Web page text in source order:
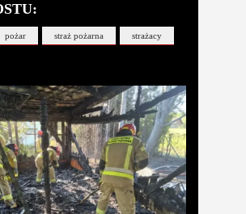
pożar straż pożarna strażacy